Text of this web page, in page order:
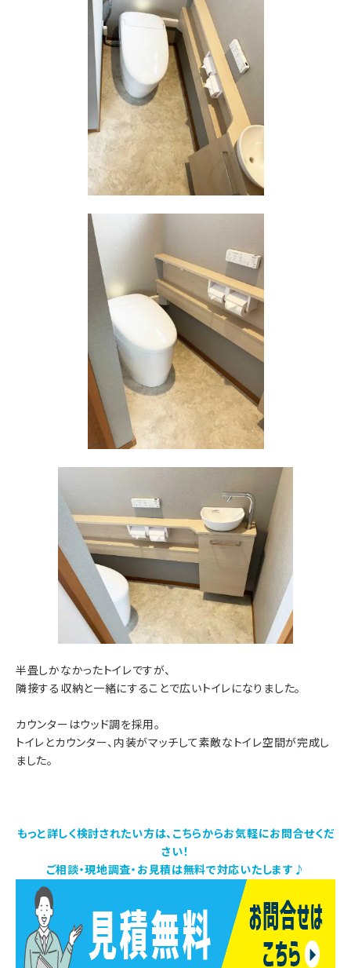
半畳しかなかったトイレですが、
隣接する収納と一緒にすることで広いトイレになりました。
カウンターはウッド調を採用。
トイレとカウンター、内装がマッチして素敵なトイレ空間が完成し
ました。
もっと詳しく検討されたい方は、こちらからお気軽にお問合せくだ
さい！
ご相談・現地調査・お見積は無料で対応いたします♪